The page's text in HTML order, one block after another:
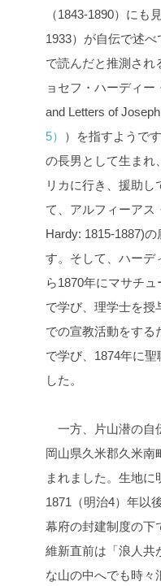
（1843-1890）にも
1933）が自伝で述
で読んだと推測され
ョセフ・ハーディー
and Letters of
5）
）を指すようで
の長男として生まれ
リカに行き、援助
て、アルフィーアス
Hardy: 1815-1887)
す。そして、ハーデ
ら1870年にマサチ
で学び、理学士を授
での宣教活動をする
で学び、1874年に
した。
一方、片山潜の自
岡山県久米郡久米南
まれました。生地
1871（明治4）年以
幕府の封建制度の下
維新直前は「浪人共
な山の中へでも時々